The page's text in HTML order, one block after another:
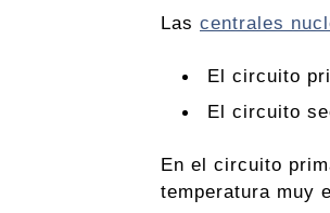
Las centrales
El circuito
El circuito
En el circuito
temperatura muy